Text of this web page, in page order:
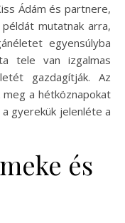
Ádám és partnere,
mutatnak arra,
egyensúlyba
tele van izgalmas
gazdagítják. Az
meg a hétköznapokat
gyerekük jelenléte a
és